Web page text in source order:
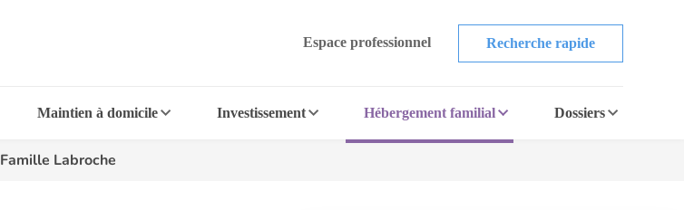
Espace professionnel Recherche rapide
Maintien à domicile Investissement Hébergement familial Dossiers
Famille Labroche